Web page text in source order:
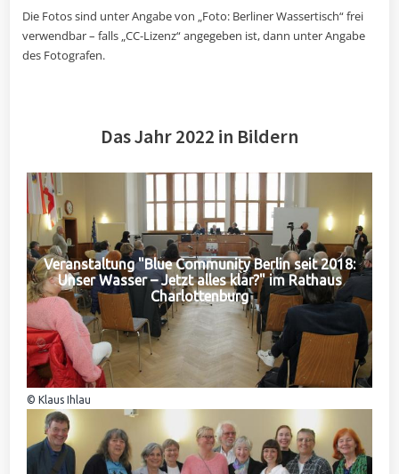
Die Fotos sind unter Angabe von „Foto: Berliner Wassertisch“ frei
verwendbar – falls „CC-Lizenz“ angegeben ist, dann unter Angabe
des Fotografen.
Das Jahr 2022 in Bildern
Veranstaltung "Blue Community Berlin seit 2018:
Unser Wasser – Jetzt alles klar?" im Rathaus
Charlottenburg
© Klaus Ihlau